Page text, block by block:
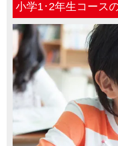
小学1･2年生コース